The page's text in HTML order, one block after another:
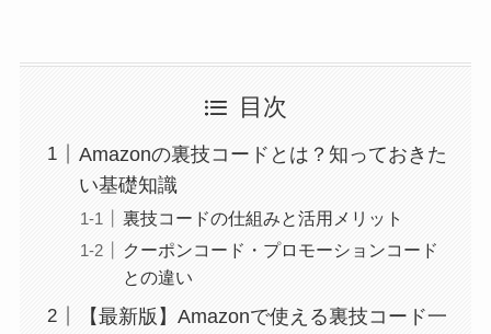
目次
Amazonの裏技コードとは？知っておきた
い基礎知識
裏技コードの仕組みと活用メリット
クーポンコード・プロモーションコード
との違い
【最新版】Amazonで使える裏技コード一